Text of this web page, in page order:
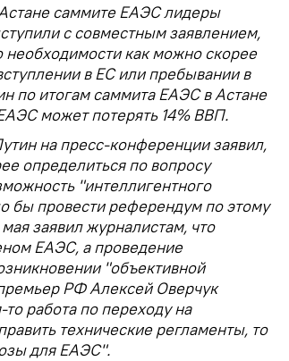
саммите ЕАЭС лидеры
с совместным заявлением,
необходимости как можно скорее
в ЕС или пребывании в
по итогам саммита ЕАЭС в Астане
может потерять 14% ВВП.
на пресс-конференции заявил,
определиться по вопросу
"интеллигентного
бы провести референдум по этому
заявил журналистам, что
ЕАЭС, а проведение
"объективной
РФ Алексей Оверчук
работа по переходу на
технические регламенты, то
для ЕАЭС".